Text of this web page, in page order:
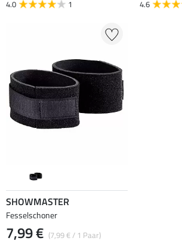
4.0 1 4.6
SHOWMASTER
Fesselschoner
7,99 € (7,99 € / 1 Paar)